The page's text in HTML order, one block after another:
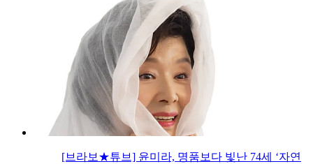
[브라보★튜브] 윤미라, 명품보다 빛난 74세 ‘자연